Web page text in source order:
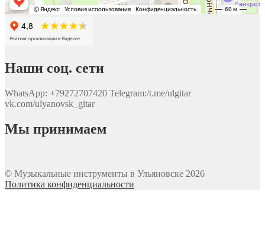
Наши соц. сети
WhatsApp: +79272707420 Telegram:/t.me/ulgitar
vk.com/ulyanovsk_gitar
Мы принимаем
© Музыкальные инструменты в Ульяновске 2026
Политика конфиденциальности